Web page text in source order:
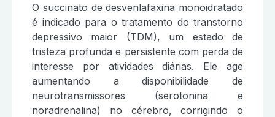
O succinato de desvenlafaxina monoidratado
é indicado para o tratamento do transtorno
depressivo maior (TDM), um estado de
tristeza profunda e persistente com perda de
interesse por atividades diárias. Ele age
aumentando a disponibilidade de
neurotransmissores (serotonina e
noradrenalina) no cérebro, corrigindo o